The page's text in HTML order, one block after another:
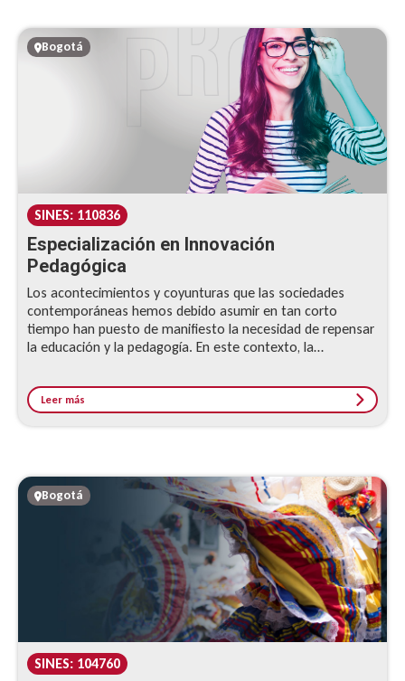
Bogotá
SINES: 110836
Especialización en Innovación
Pedagógica
Los acontecimientos y coyunturas que las sociedades
contemporáneas hemos debido asumir en tan corto
tiempo han puesto de manifiesto la necesidad de repensar
la educación y la pedagogía. En este contexto, la
pertinente, relevante y expedita para construir y validar
propuestas pedagógicas que identifiquen las necesidades
de aprendizaje en los distintos contextos, procesos y
en los próximos años.
Leer más
Bogotá
SINES: 104760